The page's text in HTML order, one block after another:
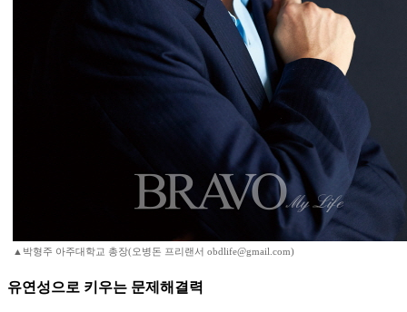
▲박형주 아주대학교 총장(오병돈 프리랜서 obdlife@gmail.com)
유연성으로 키우는 문제해결력